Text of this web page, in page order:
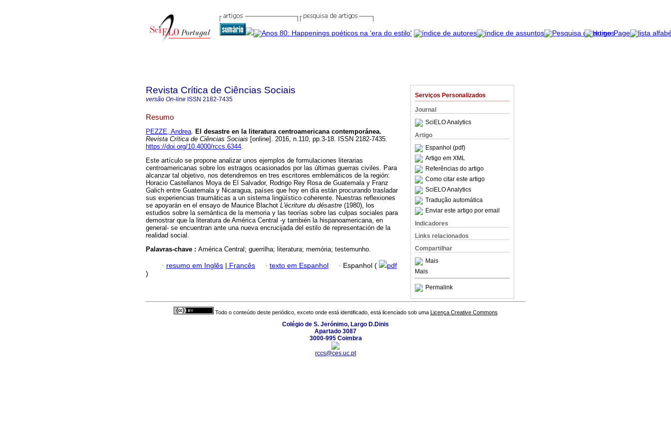
Serviços Personalizados
Journal
SciELO Analytics
Artigo
Espanhol (pdf)
Artigo em XML
Referências do artigo
Como citar este artigo
SciELO Analytics
Tradução automática
Enviar este artigo por email
Indicadores
Links relacionados
Compartilhar
Mais
Mais
Permalink
Revista Crítica de Ciências Sociais
versão On-line ISSN 2182-7435
Resumo
PEZZE, Andrea. El desastre en la literatura centroamericana contemporánea.
Revista Crítica de Ciências Sociais [online]. 2016, n.110, pp.3-18. ISSN 2182-7435.
https://doi.org/10.4000/rccs.6344.
Este artículo se propone analizar unos ejemplos de formulaciones literarias
centroamericanas sobre los estragos ocasionados por las últimas guerras civiles. Para
alcanzar tal objetivo, nos detendremos en tres escritores emblemáticos de la región:
Horacio Castellanos Moya de El Salvador, Rodrigo Rey Rosa de Guatemala y Franz
Galich entre Guatemala y Nicaragua, países que hoy en día están procurando trasladar
sus experiencias traumáticas a un sistema lingüístico coherente. Nuestras reflexiones
se apoyarán en el ensayo de Maurice Blachot L'écriture du désastre (1980), los
estudios sobre la semántica de la memoria y las teorías sobre las culpas sociales para
demostrar que la literatura de América Central -y también la hispanoamericana, en
general- se encuentran ante una nueva encrucijada del estilo de representación de la
realidad social.
Palavras-chave : América Central; guerrilha; literatura; memória; testemunho.
· resumo em Inglês | Francês · texto em Espanhol · Espanhol (
pdf
)
Todo o conteúdo deste periódico, exceto onde está identificado, está licenciado sob uma Licença Creative Commons
Colégio de S. Jerónimo, Largo D.Dinis
Apartado 3087
3000-995 Coimbra
rccs@ces.uc.pt